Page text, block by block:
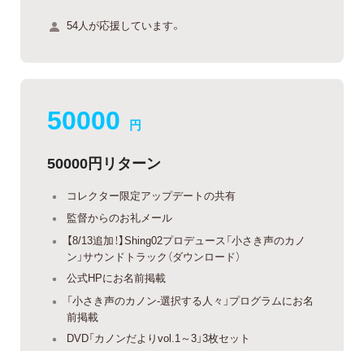
54人が応援しています。
50000 円
50000円リターン
コレクター限定アップデートの共有
監督からのお礼メール
【8/13追加！】Shing02プロデュース「小さき声のカノ
ン」サウンドトラック（ダウンロード）
公式HPにお名前掲載
「小さき声のカノン-選択する人々」プログラムにお名
前掲載
DVD「カノンだよりvol.1～3」3枚セット